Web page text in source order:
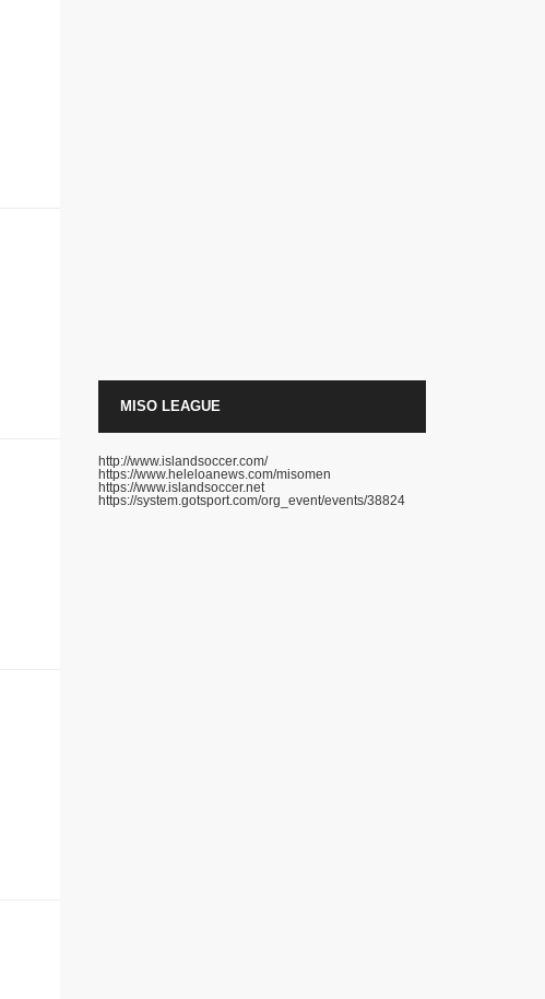
MISO LEAGUE
http://www.islandsoccer.com/
https://www.heleloanews.com/misomen
https://www.islandsoccer.net
https://system.gotsport.com/org_event/events/38824